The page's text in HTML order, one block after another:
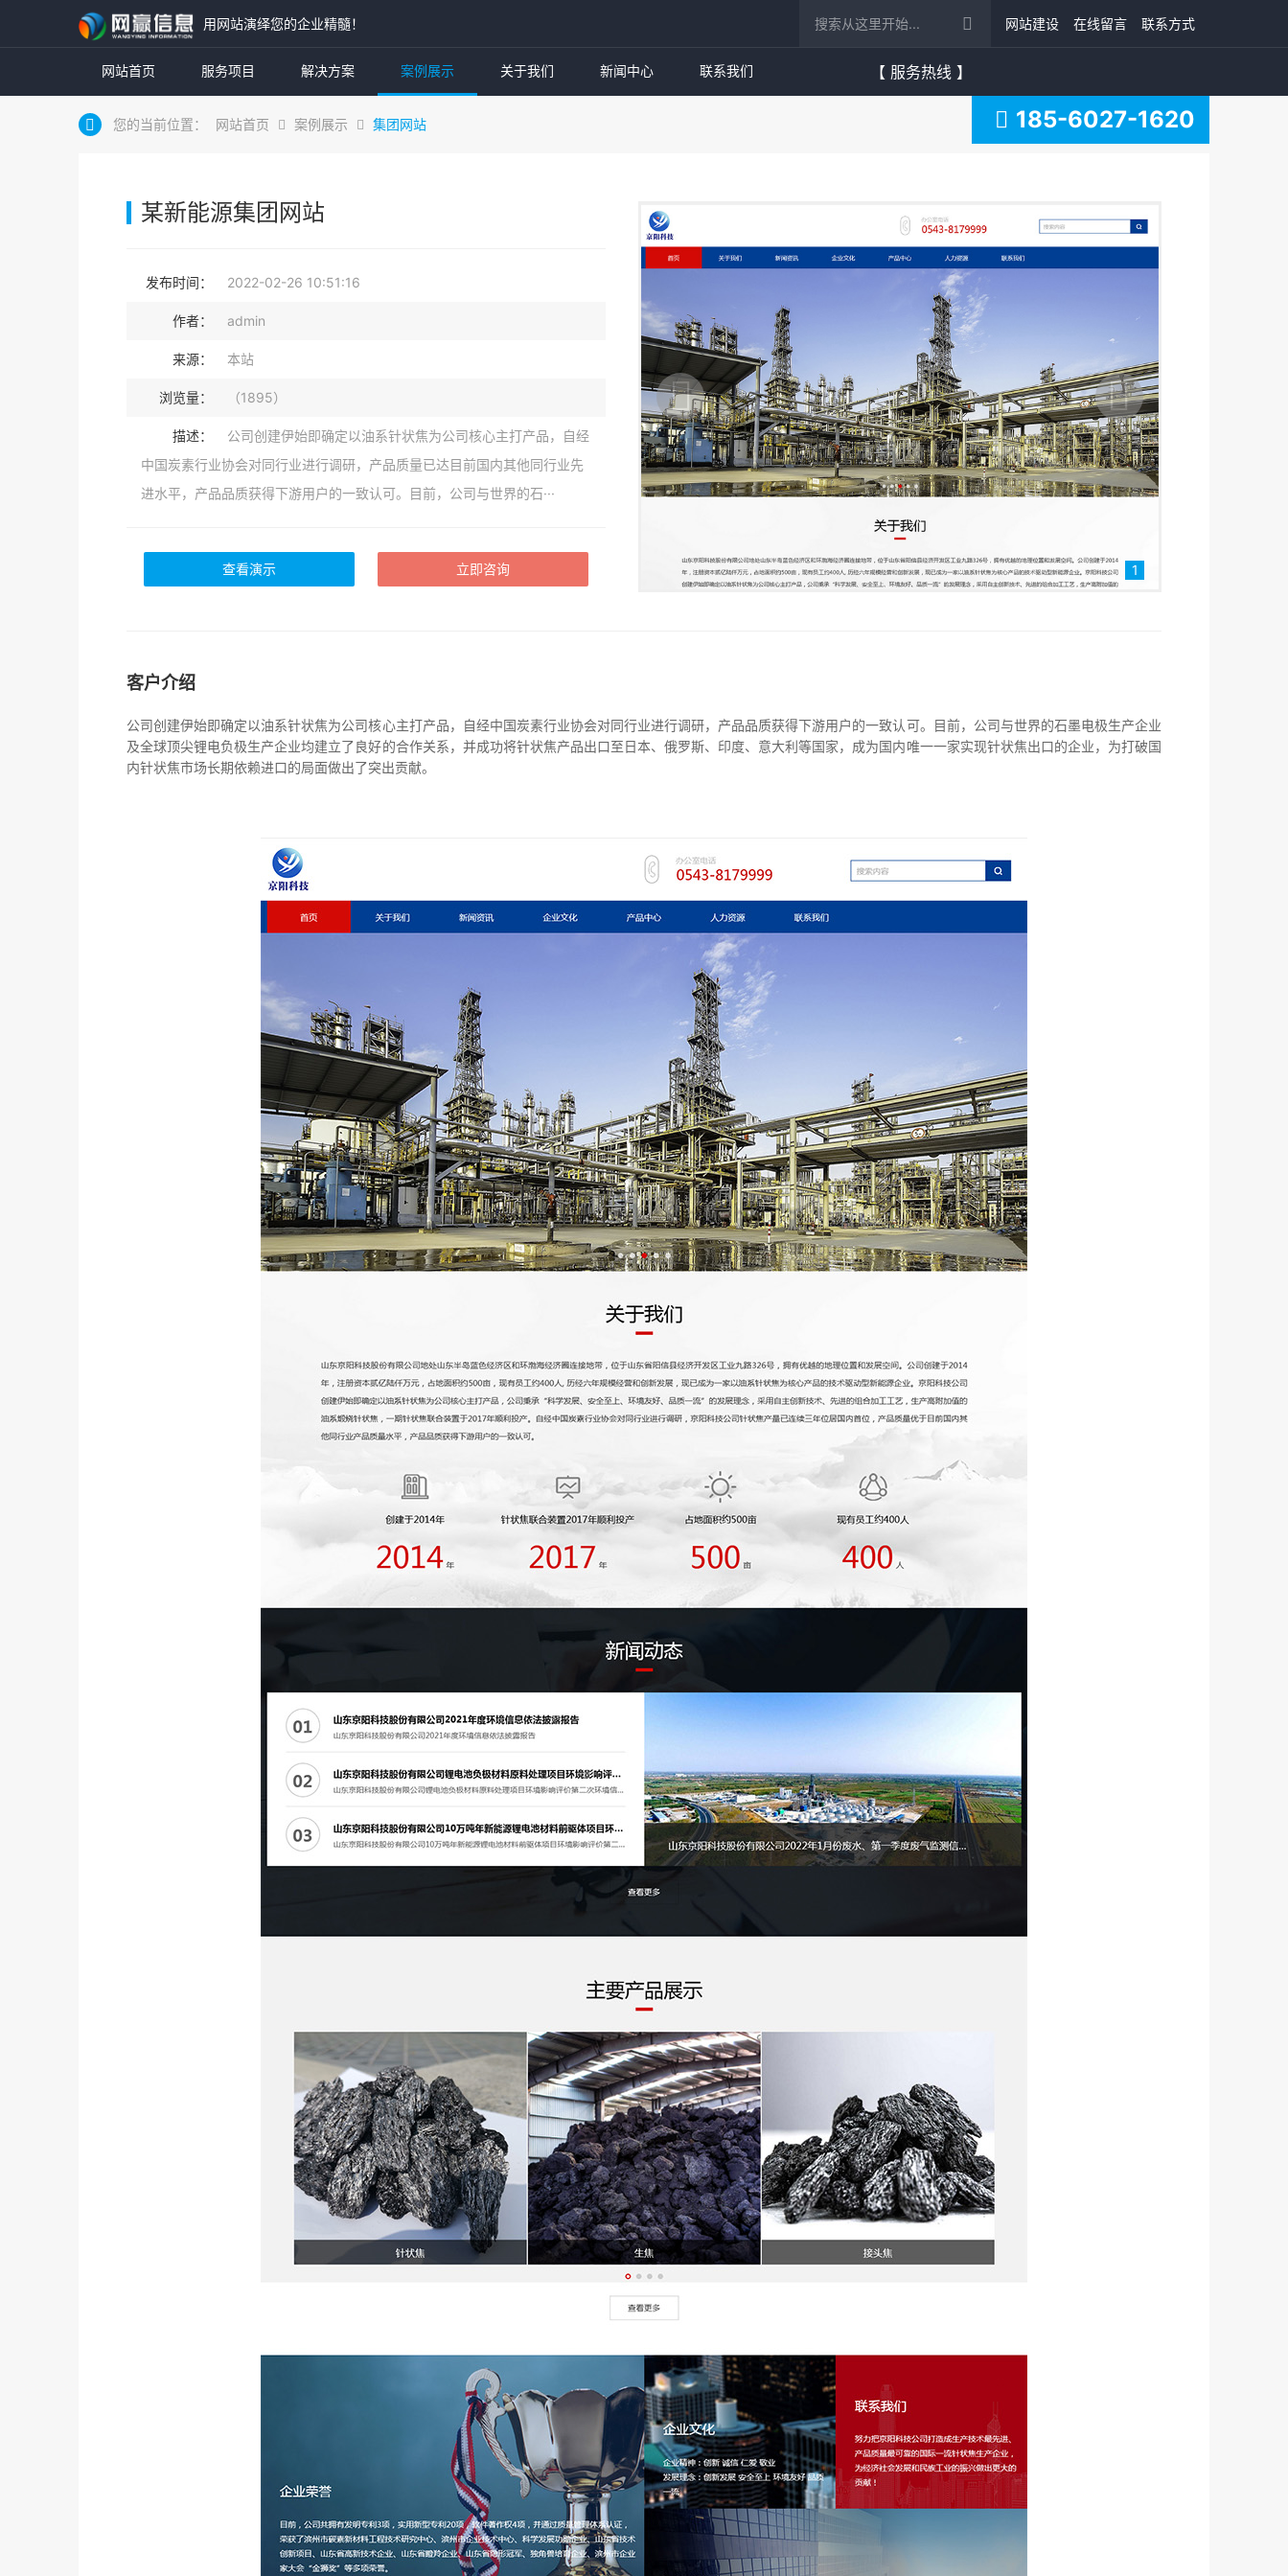
用网站演绎您的企业精髓！ 网站建设 在线留言 联系方式
网站首页 服务项目 解决方案 案例展示 关于我们 新闻中心 联系我们 【 服务热线 】
185-6027-1620
您的当前位置： 网站首页 案例展示 集团网站
某新能源集团网站
发布时间： 2022-02-26 10:51:16
作者： admin
来源： 本站
浏览量： （1895）
描述：
公司创建伊始即确定以油系针状焦为公司核心主打产品，自经
中国炭素行业协会对同行业进行调研，产品质量已达目前国内其他同行业先
进水平，产品品质获得下游用户的一致认可。目前，公司与世界的石···
查看演示 立即咨询 1
客户介绍
公司创建伊始即确定以油系针状焦为公司核心主打产品，自经中国炭素行业协会对同行业进行调研，产品品质获得下游用户的一致认可。目前，公司与世界的石墨电极生产企业
及全球顶尖锂电负极生产企业均建立了良好的合作关系，并成功将针状焦产品出口至日本、俄罗斯、印度、意大利等国家，成为国内唯一一家实现针状焦出口的企业，为打破国
内针状焦市场长期依赖进口的局面做出了突出贡献。